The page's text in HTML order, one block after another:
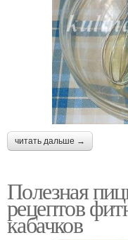
читать дальше →
Полезная
рецептов
кабачков